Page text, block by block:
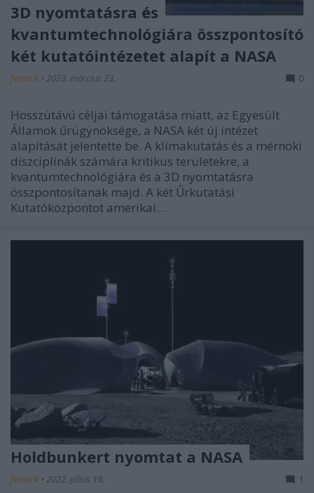
3D nyomtatásra és
kvantumtechnológiára összpontosító
két kutatóintézetet alapít a NASA
ferenck • 2023. március 23. 0
Hosszútávú céljai támogatása miatt, az Egyesült
Államok űrügynöksége, a NASA két új intézet
alapítását jelentette be. A klímakutatás és a mérnöki
diszciplínák számára kritikus területekre, a
kvantumtechnológiára és a 3D nyomtatásra
összpontosítanak majd. A két Űrkutatási
Kutatóközpontot amerikai…
Holdbunkert nyomtat a NASA
ferenck • 2022. július 19. 1